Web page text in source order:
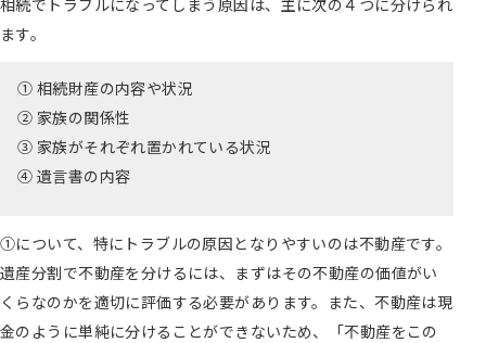
ます。
① 相続財産の内容や状況
② 家族の関係性
③ 家族がそれぞれ置かれている状況
④ 遺言書の内容
①について、特にトラブルの原因となりやすいのは不動産です。
遺産分割で不動産を分けるには、まずはその不動産の価値がい
くらなのかを適切に評価する必要があります。また、不動産は現
金のように単純に分けることができないため、「不動産をこの